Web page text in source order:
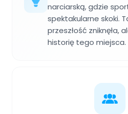
narciarską, gdzie
spektakularne skoki.
przeszłość zniknęła,
historię tego miejsca.